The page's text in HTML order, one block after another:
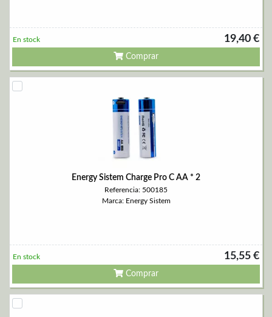
19,40 €
En stock
Comprar
Energy Sistem Charge Pro C AA * 2
Referencia: 500185
Marca: Energy Sistem
15,55 €
En stock
Comprar